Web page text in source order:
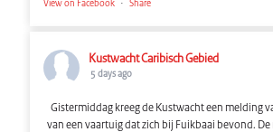
View on Facebook · Share
Kustwacht Caribisch Gebied
5 days ago
Gistermiddag kreeg de Kustwacht een melding
van een vaartuig dat zich bij Fuikbaai bevond.